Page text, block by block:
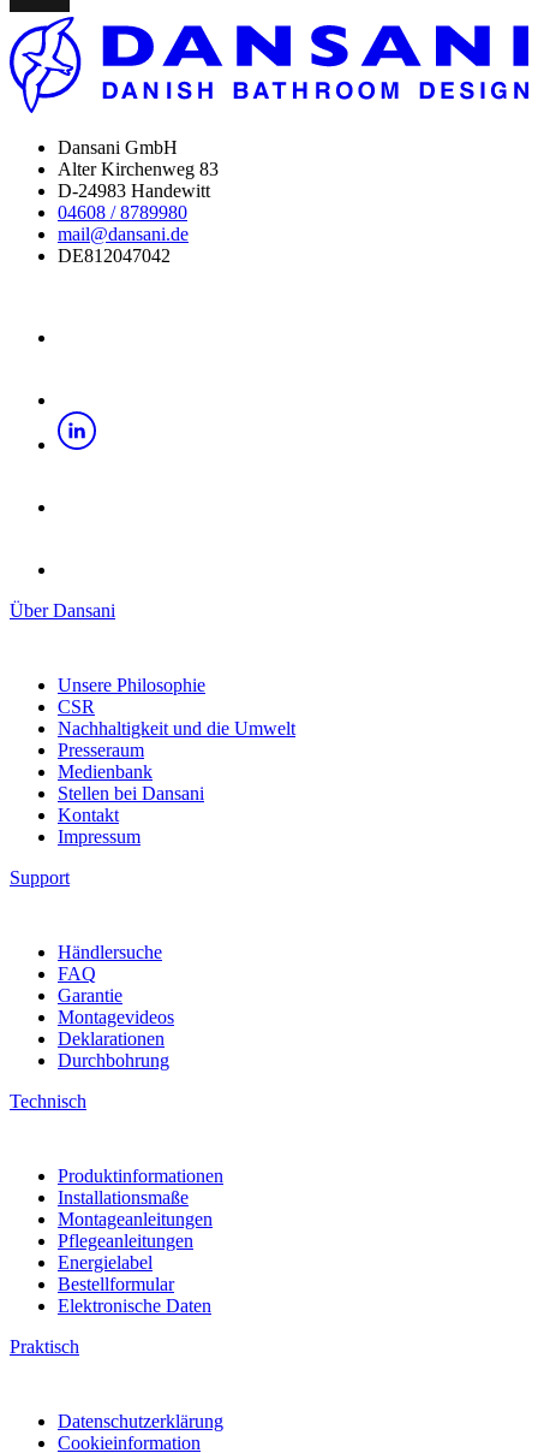
Dansani GmbH
Alter Kirchenweg 83
D-24983 Handewitt
04608 / 8789980
mail@dansani.de
DE812047042
Über Dansani
Unsere Philosophie
CSR
Nachhaltigkeit und die Umwelt
Presseraum
Medienbank
Stellen bei Dansani
Kontakt
Impressum
Support
Händlersuche
FAQ
Garantie
Montagevideos
Deklarationen
Durchbohrung
Technisch
Produktinformationen
Installationsmaße
Montageanleitungen
Pflegeanleitungen
Energielabel
Bestellformular
Elektronische Daten
Praktisch
Datenschutzerklärung
Cookieinformation